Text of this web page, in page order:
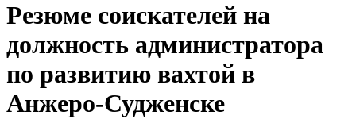
Резюме соискателей на
должность администратора
по развитию вахтой в
Анжеро-Судженске